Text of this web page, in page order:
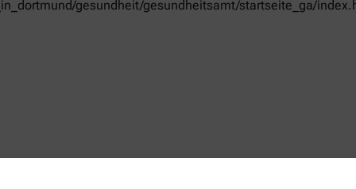
gesundheit/gesundheitsamt/startseite_ga/